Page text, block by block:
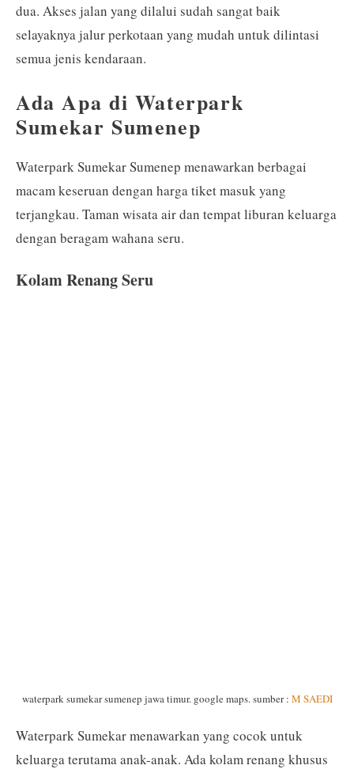
dua. Akses jalan yang dilalui sudah sangat baik
selayaknya jalur perkotaan yang mudah untuk dilintasi
semua jenis kendaraan.
Ada Apa di Waterpark
Sumekar Sumenep
Waterpark Sumekar Sumenep menawarkan berbagai
macam keseruan dengan harga tiket masuk yang
terjangkau. Taman wisata air dan tempat liburan keluarga
dengan beragam wahana seru.
Kolam Renang Seru
waterpark sumekar sumenep jawa timur. google maps. sumber : M SAEDI
Waterpark Sumekar menawarkan yang cocok untuk
keluarga terutama anak-anak. Ada kolam renang khusus